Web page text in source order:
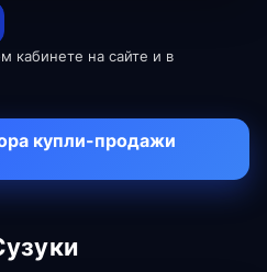
кабинете на сайте и в
купли-продажи